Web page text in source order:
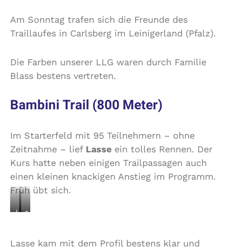
Am Sonntag trafen sich die Freunde des
Traillaufes in Carlsberg im Leinigerland (Pfalz).
Die Farben unserer LLG waren durch Familie
Blass bestens vertreten.
Bambini Trail (800 Meter)
Im Starterfeld mit 95 Teilnehmern – ohne
Zeitnahme – lief Lasse ein tolles Rennen. Der
Kurs hatte neben einigen Trailpassagen auch
einen kleinen knackigen Anstieg im Programm.
Früh übt sich.
L
s
s
v
Lasse kam mit dem Profil bestens klar und